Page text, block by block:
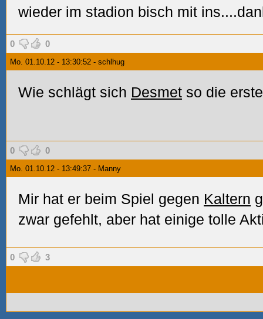
wieder im stadion bisch mit
0 0
Mo. 01.10.12 - 13:30:52 - schlhug
Wie schlägt sich Desmet so die
0 0
Mo. 01.10.12 - 13:49:37 - Manny
Mir hat er beim Spiel gegen Kaltern
zwar gefehlt, aber hat einige tolle
0 3